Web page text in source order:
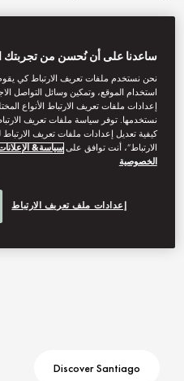
reservations@mohg.com
+56 2 2950 3088
Contact Us
Discover Santiago
ساعدنا على أن نُحسن من تجربتك
نحن نستخدم ملفات تعريف الارتباط كي
استخدام الموقع، وتمكين وسائل التواصل
إعدادات ملفات تعريف الارتباط الأنواع
نستخدمها. توفر سياسة ملفات تعريف
كيفية تعديل إعدادات ملفات تعريف
الارتباط”، أنت توافق علىسياسة&
الخصوصية
إعدادات ملف تعريف الارتباط